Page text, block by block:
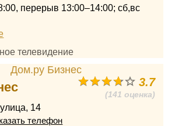
перерыв 13:00–14:00; сб,вс
телевидение
3.7
(141 оценка)
14
телефон